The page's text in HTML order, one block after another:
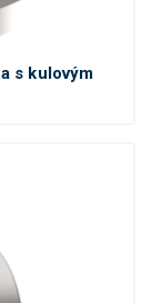
s kulovým